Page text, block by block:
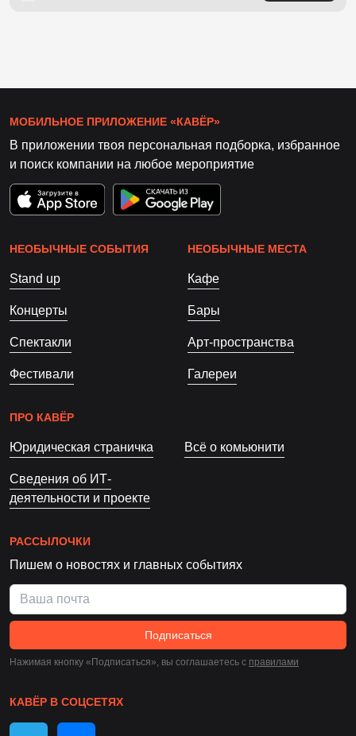
МОБИЛЬНОЕ ПРИЛОЖЕНИЕ «КАВЁР»
В приложении твоя персональная подборка, избранное
и поиск компании на любое мероприятие
НЕОБЫЧНЫЕ СОБЫТИЯ
Stand up
Концерты
Спектакли
Фестивали
НЕОБЫЧНЫЕ МЕСТА
Кафе
Бары
Арт-пространства
Галереи
ПРО КАВЁР
Юридическая страничка Всё о комьюнити
Сведения об ИТ-
деятельности и проекте
РАССЫЛОЧКИ
Пишем о новостях и главных событиях
Подписаться
Нажимая кнопку «Подписаться», вы соглашаетесь c правилами
КАВЁР В СОЦСЕТЯХ